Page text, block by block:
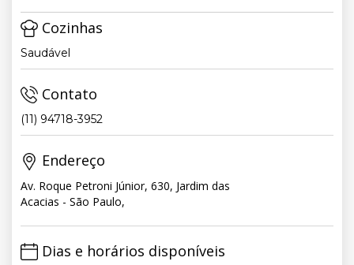
Cozinhas
Saudável
Contato
(11) 94718-3952
Endereço
Av. Roque Petroni Júnior, 630, Jardim das
Acacias - São Paulo,
Dias e horários disponíveis